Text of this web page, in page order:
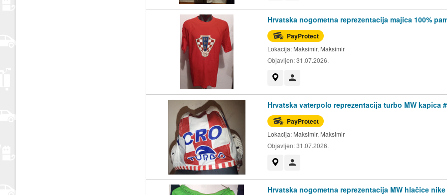
Hrvatska nogometna reprezentacija majica 100%
PayProtect
Lokacija: Maksimir, Maksimir
Objavljen:31.07.2026.
Hrvatska vaterpolo reprezentacija turbo MW kapica
PayProtect
Lokacija: Maksimir, Maksimir
Objavljen:31.07.2026.
Hrvatska nogometna reprezentacija MW hlačice nike